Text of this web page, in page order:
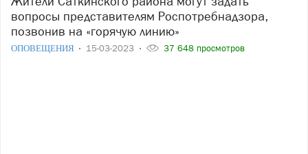
вопросы представителям Роспотребнадзора,
позвонив на «горячую линию»
ОПОВЕЩЕНИЯ 15-03-2023 37 648 просмотров